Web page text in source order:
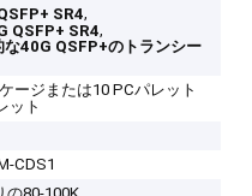
SR4,
QSFP+ SR4,
な40G QSFP+のトランシー
ージまたは10 PCパレット
ット
CDS1